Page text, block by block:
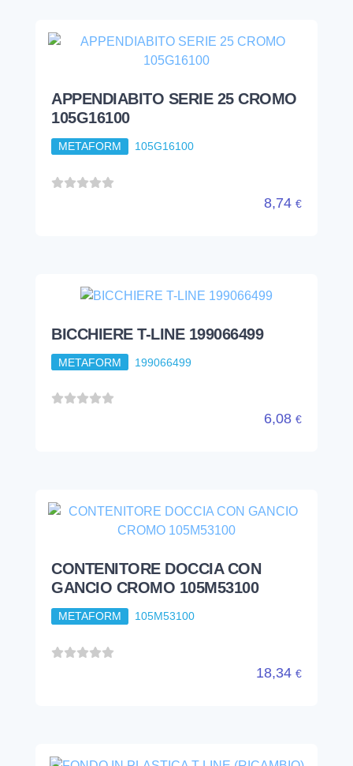
APPENDIABITO SERIE 25 CROMO
105G16100
METAFORM 105G16100
8,74 €
BICCHIERE T-LINE 199066499
METAFORM 199066499
6,08 €
CONTENITORE DOCCIA CON
GANCIO CROMO 105M53100
METAFORM 105M53100
18,34 €